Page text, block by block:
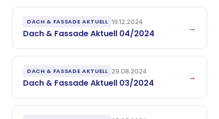
DACH & FASSADE AKTUELL 19.12.2024
Dach & Fassade Aktuell 04/2024
→
DACH & FASSADE AKTUELL 29.08.2024
Dach & Fassade Aktuell 03/2024
→